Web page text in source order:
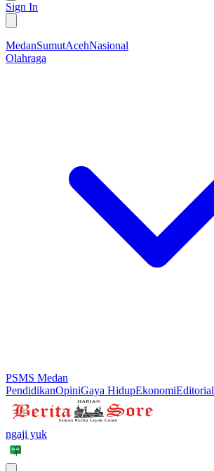
Sign In
MedanSumutAcehNasional
Olahraga
PSMS Medan
PendidikanOpiniGaya HidupEkonomiEditorial
ngaji yuk